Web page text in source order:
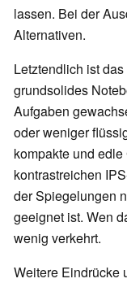
lassen. Bei der
Alternativen.
Letztendlich ist
grundsolides
Aufgaben
oder weniger
kompakte und
kontrastreichen
der Spiegelungen
geeignet ist. Wen
wenig verkehrt.
Weitere Eindrücke